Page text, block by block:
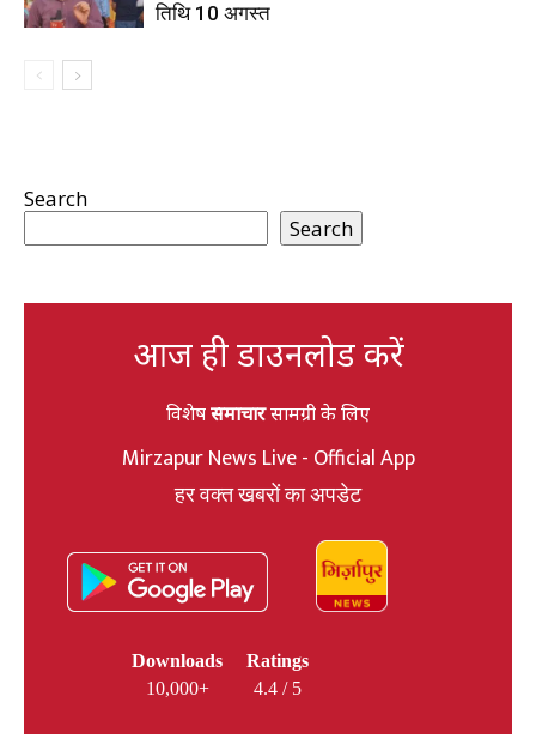
तिथि 10 अगस्त
Search
Search
आज ही डाउनलोड करें
विशेषसमाचारसामग्री के लिए
Mirzapur News Live - Official App
हर वक्त खबरों का अपडेट
Downloads
10,000+
Ratings
4.4 / 5